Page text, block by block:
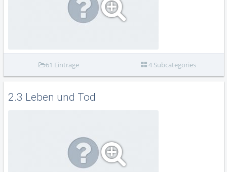
61 Einträge 4 Subcategories
2.3 Leben und Tod